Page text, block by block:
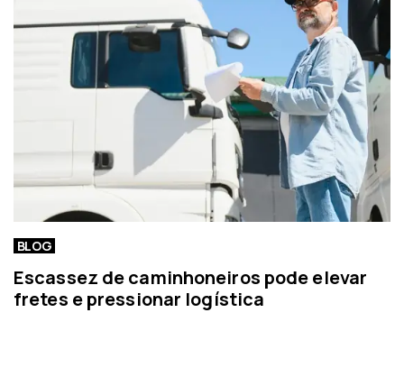
c
BLOG
Escassez de caminhoneiros pode elevar
fretes e pressionar logística